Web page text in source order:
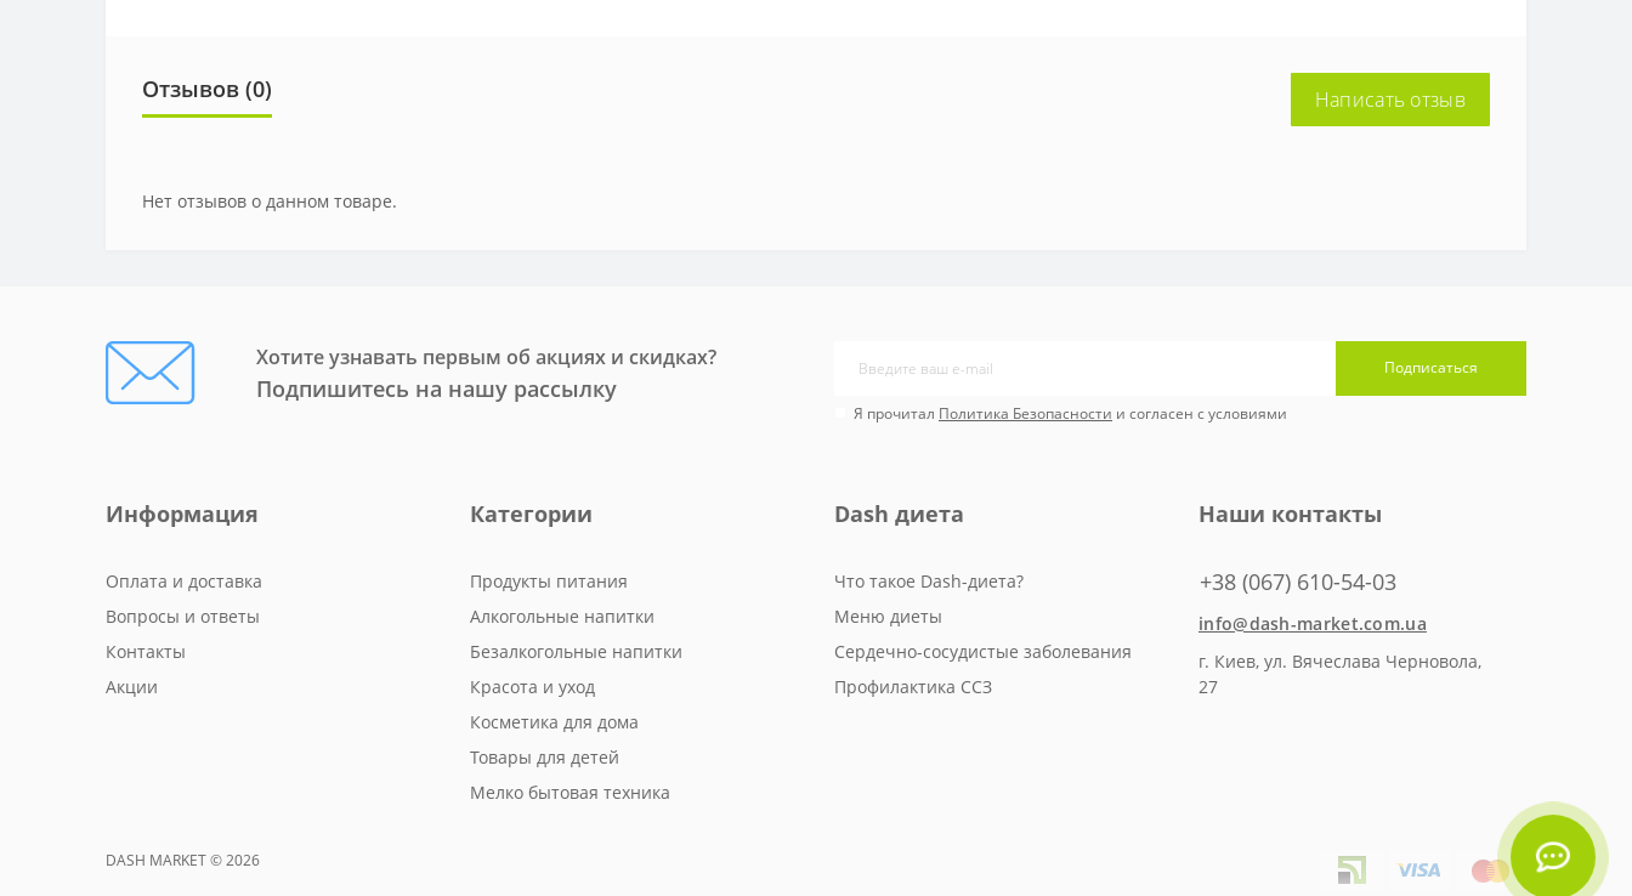
Отзывов (0) Написать отзыв
Нет отзывов о данном товаре.
Хотите узнавать первым об акциях и скидках?
Подпишитесь на нашу рассылку
Подписаться
Я прочитал Политика Безопасности и согласен с условиями
Информация
Оплата и доставка
Вопросы и ответы
Контакты
Акции
Категории
Продукты питания
Алкогольные напитки
Безалкогольные напитки
Красота и уход
Косметика для дома
Товары для детей
Мелко бытовая техника
Dash диета
Что такое Dash-диета?
Меню диеты
Сердечно-сосудистые заболевания
Профилактика ССЗ
Наши контакты
+38 (067) 610-54-03
info@dash-market.com.ua
г. Киев, ул. Вячеслава Черновола,
27
DASH MARKET © 2026